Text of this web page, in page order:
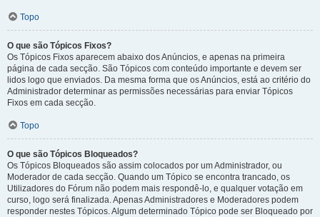
Topo
O que são Tópicos Fixos?
Os Tópicos Fixos aparecem abaixo dos Anúncios, e apenas na primeira
página de cada secção. São Tópicos com conteúdo importante e devem ser
lidos logo que enviados. Da mesma forma que os Anúncios, está ao critério do
Administrador determinar as permissões necessárias para enviar Tópicos
Fixos em cada secção.
Topo
O que são Tópicos Bloqueados?
Os Tópicos Bloqueados são assim colocados por um Administrador, ou
Moderador de cada secção. Quando um Tópico se encontra trancado, os
Utilizadores do Fórum não podem mais respondê-lo, e qualquer votação em
curso, logo será finalizada. Apenas Administradores e Moderadores podem
responder nestes Tópicos. Algum determinado Tópico pode ser Bloqueado por